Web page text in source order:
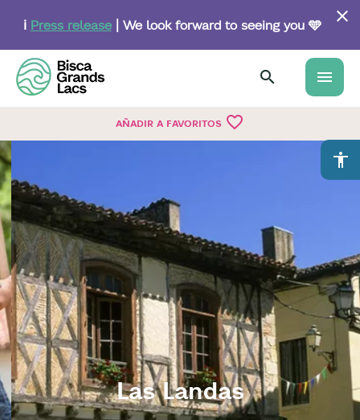
content
ℹ️ Press release| We look forward to seeing you 🩵
menu
AÑADIR A FAVORITOS favorite_border
accessibility
Las Landas